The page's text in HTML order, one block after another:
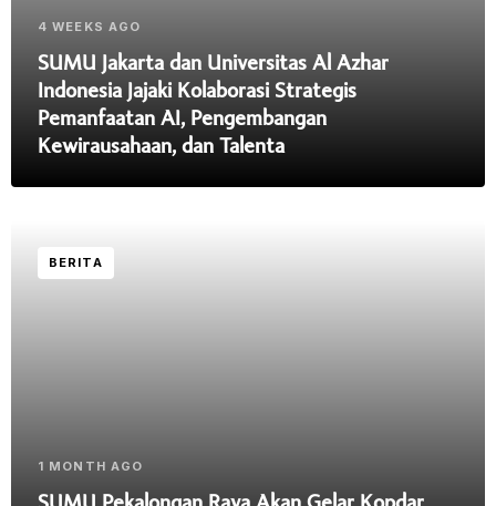
4 WEEKS AGO
SUMU Jakarta dan Universitas Al Azhar
Indonesia Jajaki Kolaborasi Strategis
Pemanfaatan AI, Pengembangan
Kewirausahaan, dan Talenta
BERITA
1 MONTH AGO